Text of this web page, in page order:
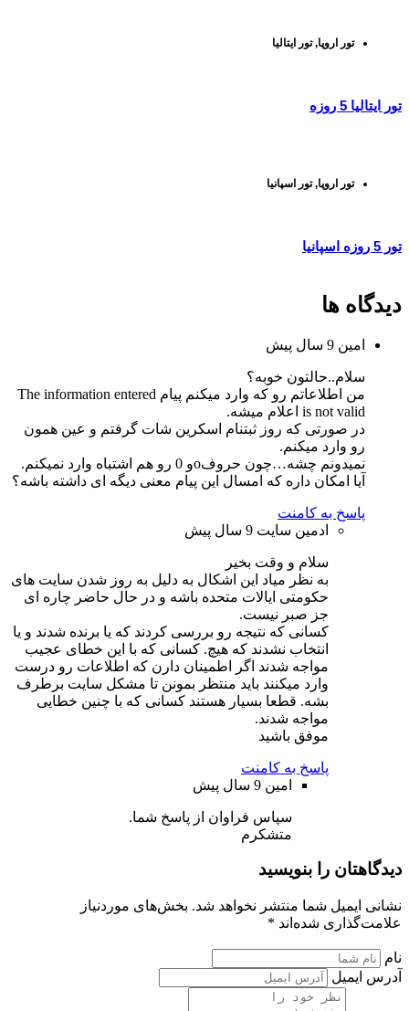
تور اروپا,تور ایتالیا
تور ایتالیا 5 روزه
تور اروپا,تور اسپانیا
تور 5 روزه اسپانیا
دیدگاه ها
امین 9 سال پیش
سلام..حالتون خوبه؟
من اطلاعاتم رو که وارد میکنم پیام The information entered
is not valid اعلام میشه.
در صورتی که روز ثبتنام اسکرین شات گرفتم و عین همون
رو وارد میکنم.
نمیدونم چشه…چون حروفoو 0 رو هم اشتباه وارد نمیکنم.
آیا امکان داره که امسال این پیام معنی دیگه ای داشته باشه؟
پاسخ به کامنت
ادمین سایت 9 سال پیش
سلام و وقت بخیر
به نظر میاد این اشکال به دلیل به روز شدن سایت های
حکومتی ایالات متحده باشه و در حال حاضر چاره ای
جز صبر نیست.
کسانی که نتیجه رو بررسی کردند که یا برنده شدند و یا
انتخاب نشدند که هیچ. کسانی که با این خطای عجیب
مواجه شدند اگر اطمینان دارن که اطلاعات رو درست
وارد میکنند باید منتظر بمونن تا مشکل سایت برطرف
بشه. قطعا بسیار هستند کسانی که با چنین خطایی
مواجه شدند.
موفق باشید
پاسخ به کامنت
امین 9 سال پیش
سپاس فراوان از پاسخ شما.
متشکرم
دیدگاهتان را بنویسید
نشانی ایمیل شما منتشر نخواهد شد. بخش‌های موردنیاز
علامت‌گذاری شده‌اند *
نام
آدرس ایمیل